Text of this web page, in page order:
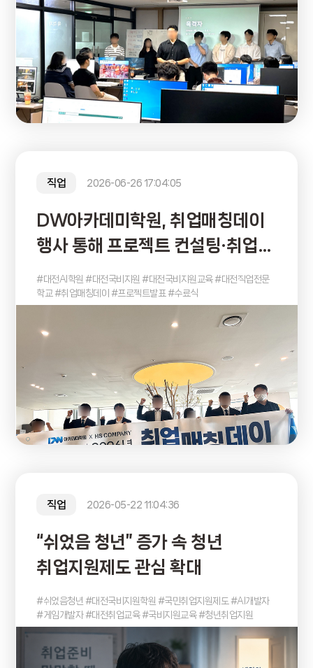
직업 2026-06-26 17:04:05
DW아카데미학원, 취업매칭데이
행사 통해 프로젝트 컨설팅·취업
지원 연계 강화
#대전AI학원 #대전국비지원 #대전국비지원교육 #대전직업전문
학교 #취업매칭데이 #프로젝트발표 #수료식
직업 2026-05-22 11:04:36
“쉬었음 청년” 증가 속 청년
취업지원제도 관심 확대
#쉬었음청년 #대전국비지원학원 #국민취업지원제도 #AI개발자
#게임개발자 #대전취업교육 #국비지원교육 #청년취업지원